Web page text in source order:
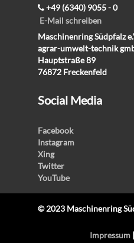
+49 (6340) 9055 - 0
E-Mail schreiben
Maschinenring Südpfalz
agrar-umwelt-technik
Hauptstraße 89
76872 Freckenfeld
Social Media
Facebook
Instagram
Xing
Twitter
YouTube
© 2023 Maschinenring
Impressum |